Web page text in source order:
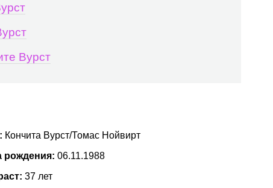
Вурст
Кончита Вурст/Томас Нойвирт
рождения: 06.11.1988
37 лет